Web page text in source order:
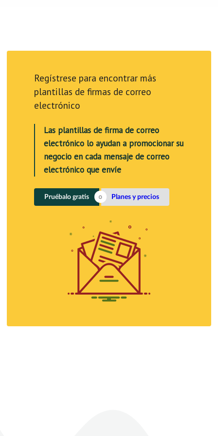
Regístrese para encontrar más
plantillas de firmas de correo
electrónico
Las plantillas de firma de correo
electrónico lo ayudan a promocionar su
negocio en cada mensaje de correo
electrónico que envíe
Pruébalo gratis Planes y precios